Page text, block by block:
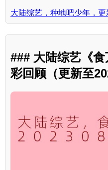
大陆综艺，种地吧少年，
### 大陆综艺《
彩回顾（更新至